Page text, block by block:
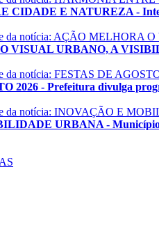
E NATUREZA -
VISUAL URBANO, A
2026 - Prefeitura divulga
URBANA - Município